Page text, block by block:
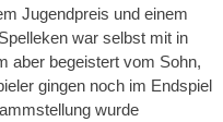
Jugendpreis und einem
war selbst mit in
aber begeistert vom Sohn,
gingen noch im Endspiel
wurde